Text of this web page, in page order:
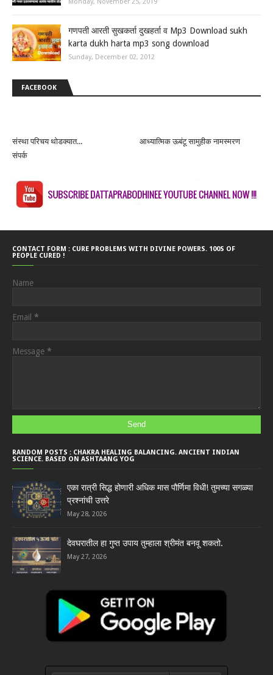
गणपती आरती सुखकर्ता दुखहर्ता व Mp3 Download sukh
karta dukh harta mp3 song download
Sunday, December 02, 2012
FACEBOOK
संस्था परिचय थोडक्यात...
आध्यात्मिक ऊबंटू सामुहीक नामस्मरण
संपर्क
CONTACT FORM : CURE PROBLEMS WITH DIVINE POWERS. 100S OF
PEOPLE CURED !
Name
Email *
Message *
RANDOM POSTS : CHAKRA HEALING BALANCING. ANCIENT INDIAN
SCIENCE. BASED ON ASHTAANG YOG
एका रात्री सिद्ध होणारी अधिक मास पौर्णिमा विधी! तुमच्या सगळ्या
प्रश्नांची उत्तरे
May 28, 2026
देवघरातील हा गुप्त उपाय तुम्हाला श्रीमंत बनवू शकतो.
May 27, 2026